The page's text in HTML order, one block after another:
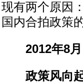
现有两个原因
国内合拍政策
2012年8月
政策风向